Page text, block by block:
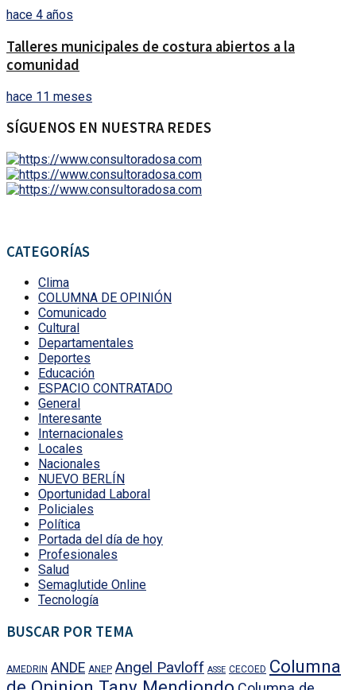
hace 4 años
Talleres municipales de costura abiertos a la
comunidad
hace 11 meses
SÍGUENOS EN NUESTRA REDES
CATEGORÍAS
Clima
COLUMNA DE OPINIÓN
Comunicado
Cultural
Departamentales
Deportes
Educación
ESPACIO CONTRATADO
General
Interesante
Internacionales
Locales
Nacionales
NUEVO BERLÍN
Oportunidad Laboral
Policiales
Política
Portada del día de hoy
Profesionales
Salud
Semaglutide Online
Tecnología
BUSCAR POR TEMA
AMEDRIN ANDE ANEP Angel Pavloff ASSE CECOED Columna